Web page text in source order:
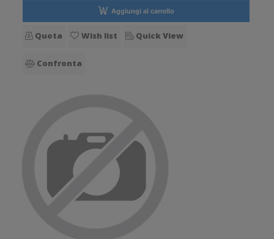
Aggiungi al carrello
Quota Wish list Quick View
Confronta